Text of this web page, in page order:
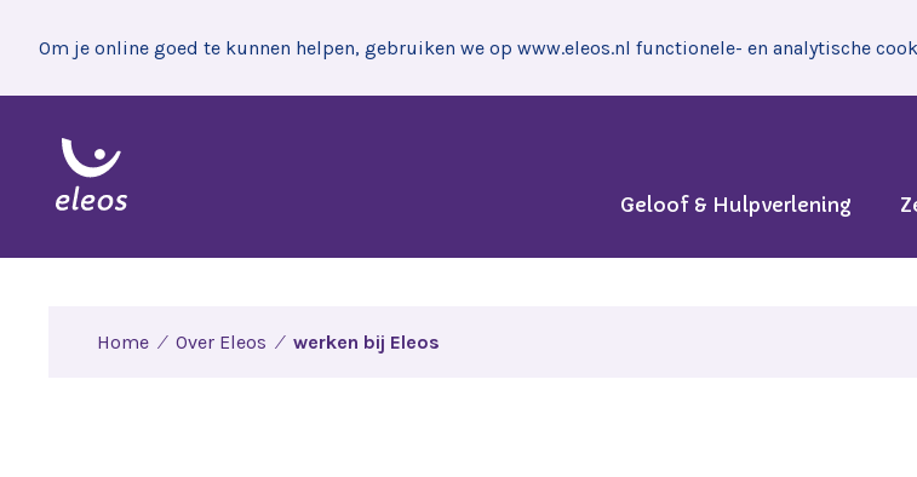
Om je online goed te kunnen helpen, gebruiken we op www.eleos.nl functionele- en analytische
Geloof & Hulpverlening
Home Over Eleos werken bij Eleos